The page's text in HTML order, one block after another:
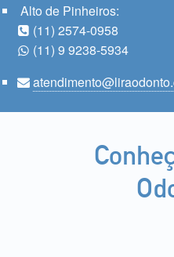
Alto de Pinheiros:
(11) 2574-0958
(11) 9 9238-5934